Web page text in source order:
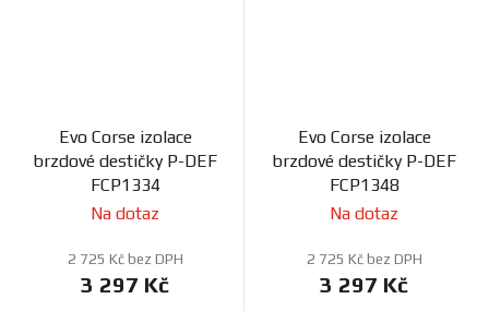
Evo Corse izolace
brzdové destičky P-DEF
FCP1334
Na dotaz
2 725 Kč bez DPH
3 297 Kč
Evo Corse izolace
brzdové destičky P-DEF
FCP1348
Na dotaz
2 725 Kč bez DPH
3 297 Kč